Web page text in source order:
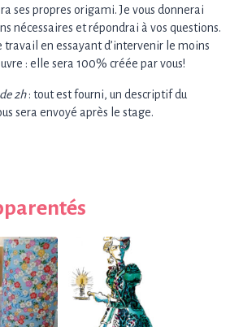
ses propres origami. Je vous donnerai
nécessaires et répondrai à vos questions.
travail en essayant d’intervenir le moins
: elle sera 100% créée par vous!
2h: tout est fourni, un descriptif du
sera envoyé après le stage.